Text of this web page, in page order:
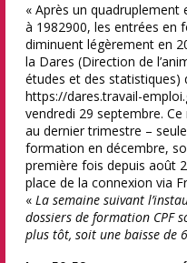
« Après un
à 1982900, les entrées en
diminuent légèrement en
la Dares (Direction de
études et des statistiques)
https://dares.travail-
vendredi 29 septembre.
au dernier trimestre –
formation en décembre,
première fois depuis août
place de la connexion via
« La semaine suivant
dossiers de formation CPF
plus tôt, soit une baisse de